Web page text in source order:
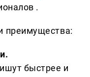
.
преимущества:
быстрее и